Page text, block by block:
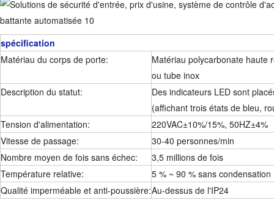
spécification
Matériau du corps de porte:
Matériau polycarbonate haute
ou tube inox
Description du statut:
Des indicateurs LED sont
(affichant trois états de bleu,
Tension d'alimentation:
220VAC±10%/15%, 50HZ±4%
Vitesse de passage:
30-40 personnes/min
Nombre moyen de fois sans échec:
3,5 millions de fois
Température relative:
5 % ~ 90 % sans condensation
Qualité imperméable et anti-poussière:Au-dessus de l'IP24